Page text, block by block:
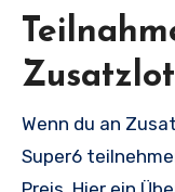
Wenn du an
Super6